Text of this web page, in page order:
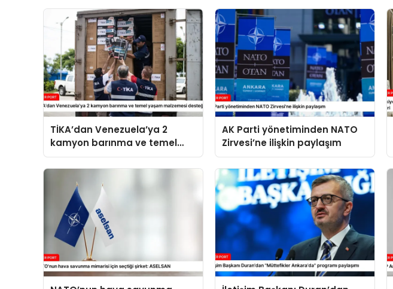
TİKA’dan Venezuela’ya 2
kamyon barınma ve temel
yaşam malzemesi desteği
AK Parti yönetiminden NATO
Zirvesi’ne ilişkin paylaşım